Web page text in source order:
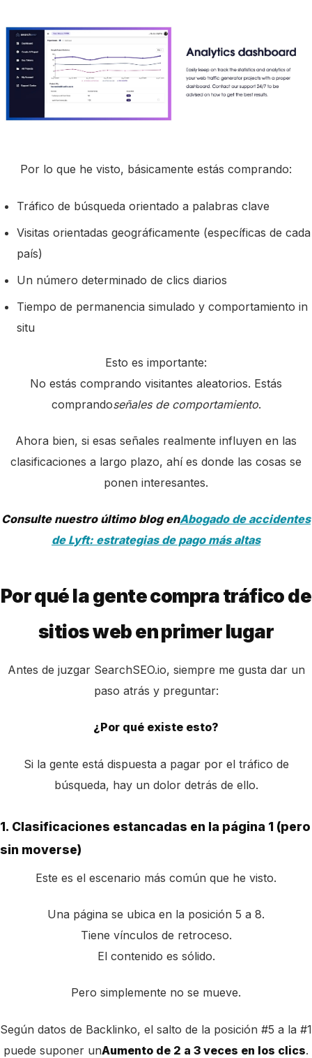
Por lo que he visto, básicamente estás comprando:
Tráfico de búsqueda orientado a palabras clave
Visitas orientadas geográficamente (específicas de cada
país)
Un número determinado de clics diarios
Tiempo de permanencia simulado y comportamiento in
situ
Esto es importante:
No estás comprando visitantes aleatorios. Estás
comprandoseñales de comportamiento.
Ahora bien, si esas señales realmente influyen en las
clasificaciones a largo plazo, ahí es donde las cosas se
ponen interesantes.
Consulte nuestro último blog enAbogado de accidentes
de Lyft: estrategias de pago más altas
Por qué la gente compra tráfico de
sitios web en primer lugar
Antes de juzgar SearchSEO.io, siempre me gusta dar un
paso atrás y preguntar:
¿Por qué existe esto?
Si la gente está dispuesta a pagar por el tráfico de
búsqueda, hay un dolor detrás de ello.
1. Clasificaciones estancadas en la página 1 (pero
sin moverse)
Este es el escenario más común que he visto.
Una página se ubica en la posición 5 a 8.
Tiene vínculos de retroceso.
El contenido es sólido.
Pero simplemente no se mueve.
Según datos de Backlinko, el salto de la posición #5 a la #1
puede suponer unAumento de 2 a 3 veces en los clics.